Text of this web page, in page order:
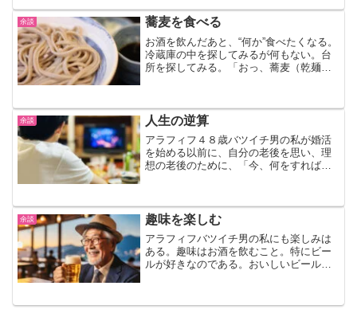
を“表現”したり、“評価”することなどでき
ない…
余談 蕎麦を食べる
お酒を飲んだあと、“何か”食べたくなる。
冷蔵庫の中を探してみるが何もない。台
所を探してみる。「おっ、蕎麦（乾麺）
余談 人生の逆算
アラフィフ４８歳バツイチ男の私が婚活
を始める以前に、自分の老後を思い、理
想の老後のために、「今、何をすれば良
余談 趣味を楽しむ
アラフィフバツイチ男の私にも楽しみは
ある。趣味はお酒を飲むこと。特にビー
ルが好きなのである。おいしいビール！